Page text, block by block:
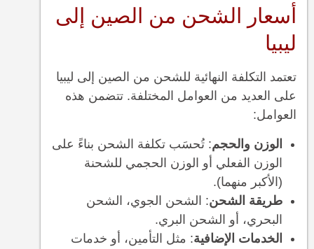
أسعار الشحن من الصين إلى
ليبيا
تعتمد التكلفة النهائية للشحن من الصين إلى ليبيا
على العديد من العوامل المختلفة. تتضمن هذه
العوامل:
الوزن والحجم: تُحسَب تكلفة الشحن بناءً على
الوزن الفعلي أو الوزن الحجمي للشحنة
(الأكبر منهما).
طريقة الشحن: الشحن الجوي، الشحن
البحري، أو الشحن البري.
الخدمات الإضافية: مثل التأمين، أو خدمات